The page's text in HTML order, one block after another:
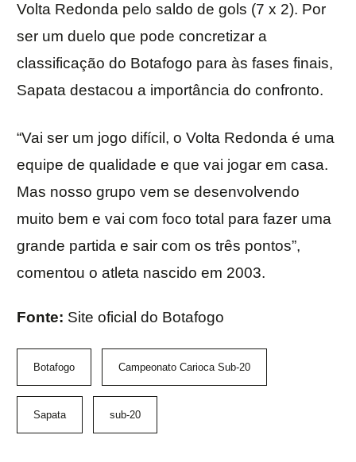
Volta Redonda pelo saldo de gols (7 x 2). Por
ser um duelo que pode concretizar a
classificação do Botafogo para às fases finais,
Sapata destacou a importância do confronto.
“Vai ser um jogo difícil, o Volta Redonda é uma
equipe de qualidade e que vai jogar em casa.
Mas nosso grupo vem se desenvolvendo
muito bem e vai com foco total para fazer uma
grande partida e sair com os três pontos”,
comentou o atleta nascido em 2003.
Fonte: Site oficial do Botafogo
Botafogo Campeonato Carioca Sub-20
Sapata sub-20